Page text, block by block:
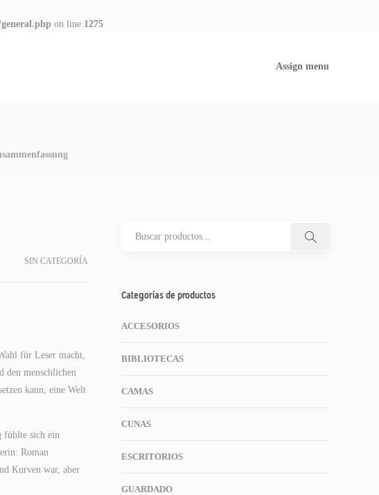
on line 1275
Assign menu
SIN CATEGORÍA
für Leser macht,
den menschlichen
kann, eine Welt
fühlte sich ein
Roman
Kurven war, aber
Categorías de productos
ACCESORIOS
BIBLIOTECAS
CAMAS
CUNAS
ESCRITORIOS
GUARDADO